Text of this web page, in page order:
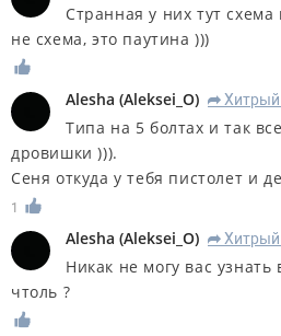
Странная у них тут схема
не схема, это паутина )))
Alesha (Aleksei_O) R
Типа на 5 болтах и так
дровишки ))).
Сеня откуда у тебя пистолет и
1
Alesha (Aleksei_O) R
Никак не могу вас
чтоль ?